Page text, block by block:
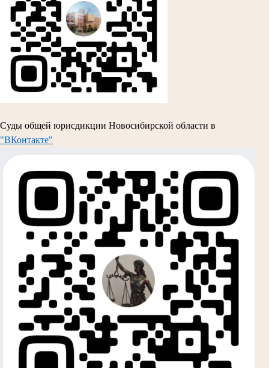
Суды общей юрисдикции Новосибирской области в
"ВКонтакте"